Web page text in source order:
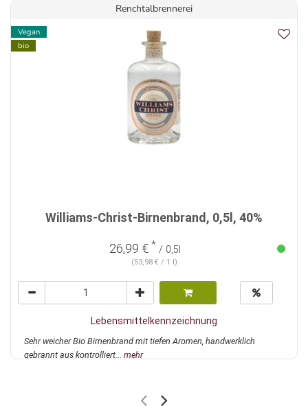
Renchtalbrennerei
Vegan
bio
Williams-Christ-Birnenbrand, 0,5l, 40%
26,99 € * / 0,5l
(53,98 € / 1 l)
Lebensmittelkennzeichnung
Sehr weicher Bio Birnenbrand mit tiefen Aromen, handwerklich
gebrannt aus kontrolliert... mehr